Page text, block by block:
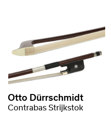
Otto Dürrschmidt
Contrabas Strijkstok